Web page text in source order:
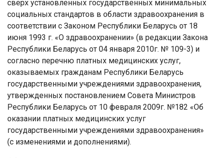
сверх установленных государственных минимальных
социальных стандартов в области здравоохранения в
соответствии с Законом Республики Беларусь от 18
июня 1993 г. «О здравоохранении» (в редакции Закона
Республики Беларусь от 04 января 2010г. № 109-3) и
согласно перечню платных медицинских услуг,
оказываемых гражданам Республики Беларусь
государственными учреждениями здравоохранения,
утвержденных постановлением Совета Министров
Республики Беларусь от 10 февраля 2009г. №182 «Об
оказании платных медицинских услуг
государственными учреждениями здравоохранения»
(с изменениями и дополнениями).